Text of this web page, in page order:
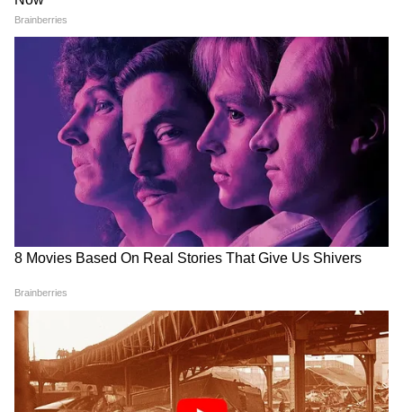
सिस्टम था और न ही आग बुझाने वाले स्प्रिंकलर्स लगाए
गए थे।
सील खिड़कियां:इमारत की सभी खिड़कियों को स्थायी
रूप से कांच और कंक्रीट से सील कर दिया गया था,
ताकि बाहर से कोई देख न सके। आपात स्थिति में बाहर
निकलने (Emergency Exit) का केवल एक ही
संकरा रास्ता था।
जब आग फैली, तो खिड़कियां सील होने के कारण
जहरीला धुआं बाहर नहीं निकल पाया और पूरी बिल्डिंग
गैस चैंबर में तब्दील हो गई।
फरार अकाउंटेंट का सस्पेंस: 15 साल के काले कारनामों का
राजदार?
रांची प्रोटेस्ट में अब अड़ गए छात्र, बजी तालियां
और छात्रों का जोश दिखा हाई